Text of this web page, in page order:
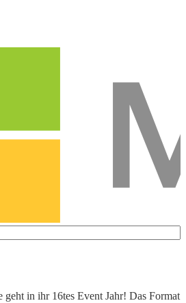
geht in ihr 16tes Event Jahr! Das Format